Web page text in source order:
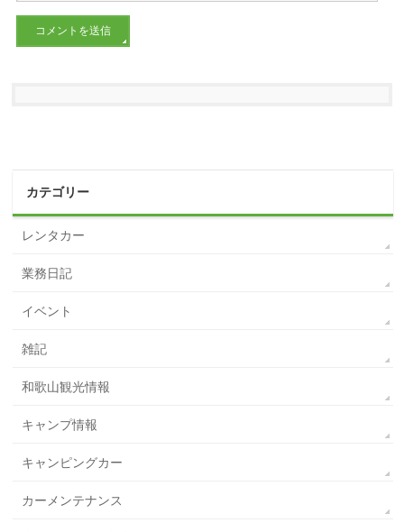
カテゴリー
レンタカー
業務日記
イベント
雑記
和歌山観光情報
キャンプ情報
キャンピングカー
カーメンテナンス